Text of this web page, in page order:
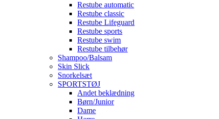
Restube automatic
Restube classic
Restube Lifeguard
Restube sports
Restube swim
Restube tilbehør
Shampoo/Balsam
Skin Slick
Snorkelsæt
SPORTSTØJ
Andet beklædning
Børn/Junior
Dame